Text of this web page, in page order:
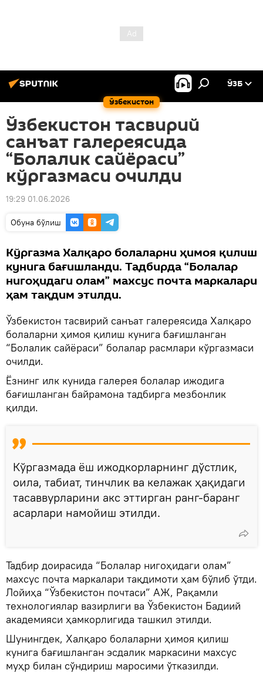
Ўзбекистон
ЎЗБ
Ўзбекистон тасвирий
санъат галереясида
“Болалик сайёраси”
кўргазмаси очилди
19:29 01.06.2026
Oбуна бўлиш
Кўргазма Халқаро болаларни ҳимоя қилиш
кунига бағишланди. Тадбирда “Болалар
нигоҳидаги олам” махсус почта маркалари
ҳам тақдим этилди.
Ўзбекистон тасвирий санъат галереясида Халқаро
болаларни ҳимоя қилиш кунига бағишланган
“Болалик сайёраси” болалар расмлари кўргазмаси
очилди.
Ёзнинг илк кунида галерея болалар ижодига
бағишланган байрамона тадбирга мезбонлик
қилди.
Кўргазмада ёш ижодкорларнинг дўстлик,
оила, табиат, тинчлик ва келажак ҳақидаги
тасаввурларини акс эттирган ранг-баранг
асарлари намойиш этилди.
Тадбир доирасида “Болалар нигоҳидаги олам”
махсус почта маркалари тақдимоти ҳам бўлиб ўтди.
Лойиҳа “Ўзбекистон почтаси” АЖ, Рақамли
технологиялар вазирлиги ва Ўзбекистон Бадиий
академияси ҳамкорлигида ташкил этилди.
Шунингдек, Халқаро болаларни ҳимоя қилиш
кунига бағишланган эсдалик маркасини махсус
муҳр билан сўндириш маросими ўтказилди.